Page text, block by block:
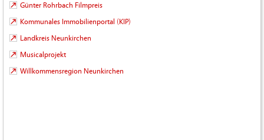
Günter Rohrbach Filmpreis
Kommunales Immobilienportal (KIP)
Landkreis Neunkirchen
Musicalprojekt
Willkommensregion Neunkirchen